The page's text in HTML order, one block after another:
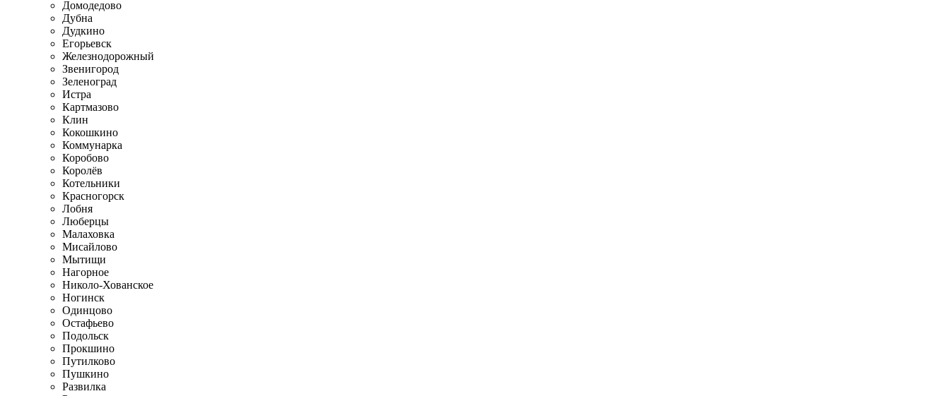
Домодедово
Дубна
Дудкино
Егорьевск
Железнодорожный
Звенигород
Зеленоград
Истра
Картмазово
Клин
Кокошкино
Коммунарка
Коробово
Королёв
Котельники
Красногорск
Лобня
Люберцы
Малаховка
Мисайлово
Мытищи
Нагорное
Николо-Хованское
Ногинск
Одинцово
Остафьево
Подольск
Прокшино
Путилково
Пушкино
Развилка